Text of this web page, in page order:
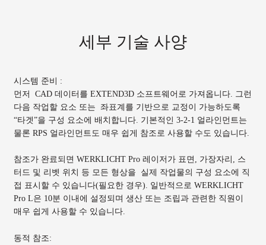
세부 기술 사양
시스템 준비 :
먼저 CAD 데이터를 EXTEND3D 소프트웨어로 가져옵니다. 그런
다음 작업할 요소 또는 좌표계를 기반으로 교정이 가능하도록
“타겟”을 구성 요소에 배치합니다. 기본적인 3-2-1 얼라인먼트는
물론 RPS 얼라인먼트도 매우 쉽게 참조로 사용할 수도 있습니다.
참조가 완료되면 WERKLICHT Pro 레이저가 표면, 가장자리, 스
터드 및 리벳 위치 등 모든 형상을 실제 작업물의 구성 요소에 직
접 표시할 수 있습니다(필요한 경우). 일반적으로 WERKLICHT
Pro L은 10분 이내에 설정되며 생산 또는 조립과 관련한 직원이
매우 쉽게 사용할 수 있습니다.
동적 참조: